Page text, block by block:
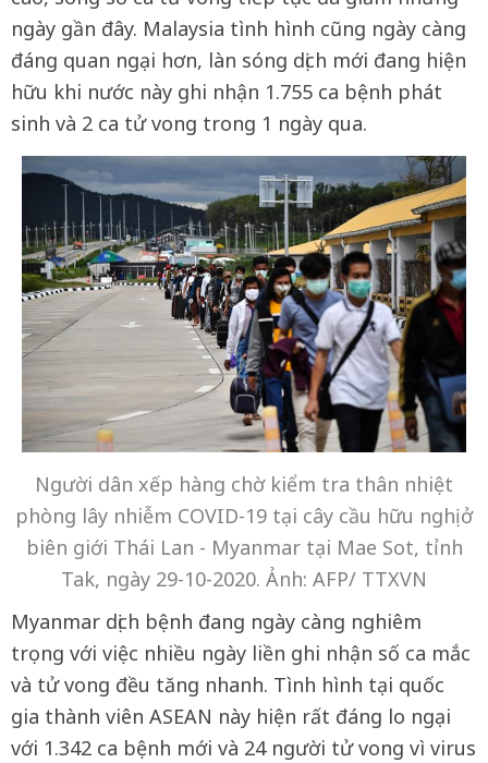
ngày gần đây. Malaysia tình hình cũng ngày càng
đáng quan ngại hơn, làn sóng dịch mới đang hiện
hữu khi nước này ghi nhận 1.755 ca bệnh phát
sinh và 2 ca tử vong trong 1 ngày qua.
Người dân xếp hàng chờ kiểm tra thân nhiệt
phòng lây nhiễm COVID-19 tại cây cầu hữu nghị ở
biên giới Thái Lan - Myanmar tại Mae Sot, tỉnh
Tak, ngày 29-10-2020. Ảnh: AFP/ TTXVN
Myanmar dịch bệnh đang ngày càng nghiêm
trọng với việc nhiều ngày liền ghi nhận số ca mắc
và tử vong đều tăng nhanh. Tình hình tại quốc
gia thành viên ASEAN này hiện rất đáng lo ngại
với 1.342 ca bệnh mới và 24 người tử vong vì virus